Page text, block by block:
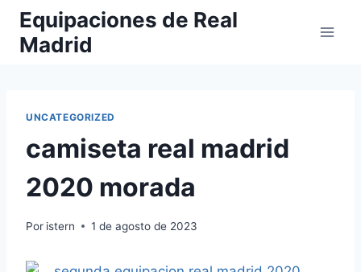
Saltar
contenido
Equipaciones de Real
Madrid
UNCATEGORIZED
camiseta real madrid
2020 morada
Por istern 1 de agosto de 2023